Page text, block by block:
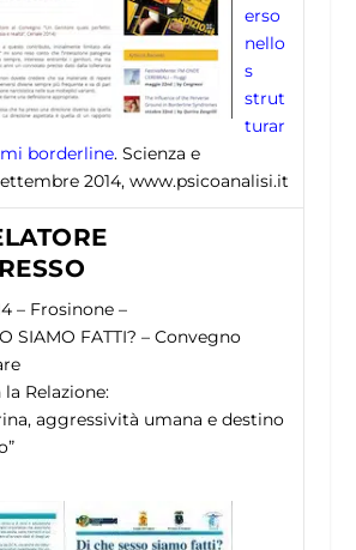
erso
nello
s
strut
turar
borderline. Scienza e
2014, www.psicoanalisi.it
– Frosinone –
SIAMO FATTI? – Convegno
Relazione:
aggressività umana e destino